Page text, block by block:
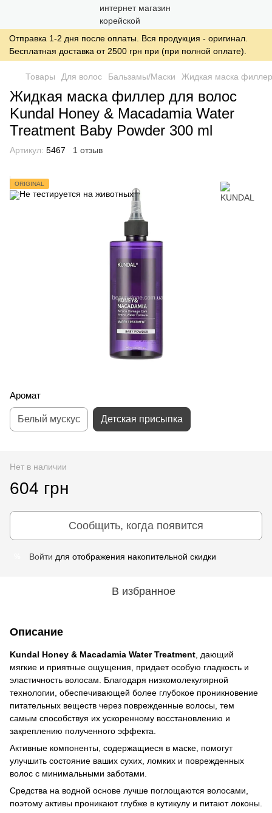
Отправка 1-2 дня после оплаты. Вся продукция - оригинал.
Бесплатная доставка от 2500 грн при (при полной оплате).
Товары Для волос Бальзамы/Маски Жидкая маска
Жидкая маска филлер для волос
Kundal Honey & Macadamia Water
Treatment Baby Powder 300 ml
Артикул: 5467 1 отзыв
ORIGINAL
Аромат
Белый мускус Детская присыпка
Нет в наличии
604 грн
Сообщить, когда появится
Войти для отображения накопительной скидки
В избранное
Описание
Kundal Honey & Macadamia Water Treatment , дающий
мягкие и приятные ощущения, придает особую гладкость и
эластичность волосам. Благодаря низкомолекулярной
технологии, обеспечивающей более глубокое проникновение
питательных веществ через поврежденные волосы, тем
самым способствуя их ускоренному восстановлению и
закреплению полученного эффекта.
Активные компоненты, содержащиеся в маске, помогут
улучшить состояние ваших сухих, ломких и поврежденных
волос с минимальными заботами.
Средства на водной основе лучше поглощаются волосами,
поэтому активы проникают глубже в кутикулу и питают локоны.